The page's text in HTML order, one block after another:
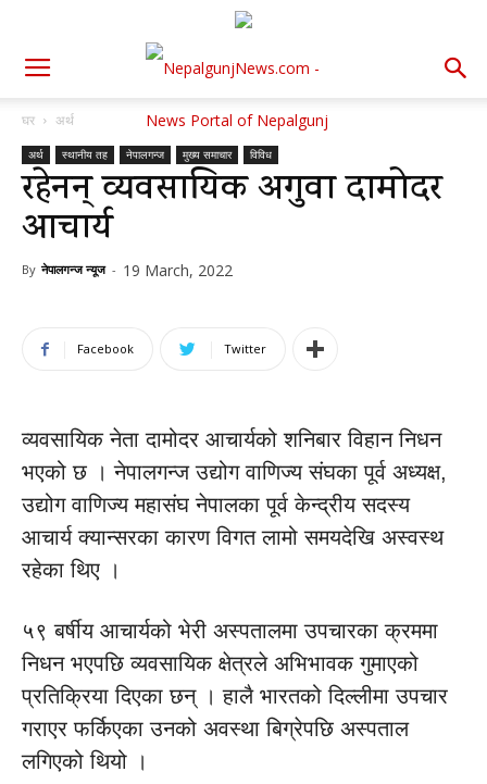
घर अर्थ
अर्थ स्थानीय तह नेपालगन्ज मुख्य समाचार विविध
रहेनन् व्यवसायिक अगुवा दामोदर
आचार्य
By नेपालगन्ज न्यूज - 19 March, 2022
Facebook Twitter
व्यवसायिक नेता दामोदर आचार्यको शनिबार विहान निधन
भएको छ । नेपालगन्ज उद्योग वाणिज्य संघका पूर्व अध्यक्ष,
उद्योग वाणिज्य महासंघ नेपालका पूर्व केन्द्रीय सदस्य
आचार्य क्यान्सरका कारण विगत लामो समयदेखि अस्वस्थ
रहेका थिए ।
५९ बर्षीय आचार्यको भेरी अस्पतालमा उपचारका क्रममा
निधन भएपछि व्यवसायिक क्षेत्रले अभिभावक गुमाएको
प्रतिक्रिया दिएका छन् । हालै भारतको दिल्लीमा उपचार
गराएर फर्किएका उनको अवस्था बिग्रेपछि अस्पताल
लगिएको थियो ।